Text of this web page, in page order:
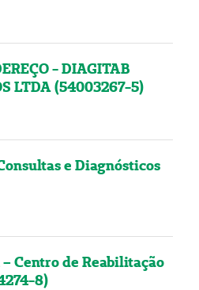
- DIAGITAB
LTDA (54003267-5)
e Diagnósticos
Centro de Reabilitação
8)